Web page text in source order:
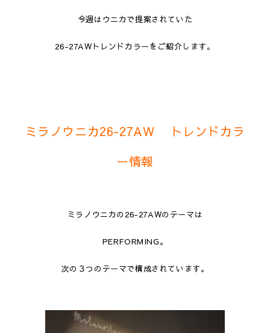
今週はウニカで提案されていた
26-27AWトレンドカラーをご紹介します。
ミラノウニカ26-27AW トレンドカラ
ー情報
ミラノウニカの26-27AWのテーマは
PERFORMING。
次の３つのテーマで構成されています。